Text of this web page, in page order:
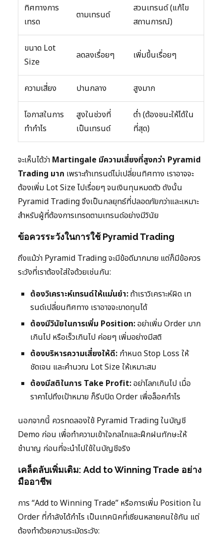
ทิศทางการ
เทรด
ตามเทรนด์
สวนเทรนด์ (แก้ไข
สถานการณ์)
ขนาด Lot
Size
ลดลงเรื่อยๆ เพิ่มขึ้นเรื่อยๆ
ความเสี่ยง ปานกลาง สูงมาก
โอกาสในการ
ทำกำไร
สูงในช่วงที่
เป็นเทรนด์
ต่ำ (ต้องชนะให้ได้ใน
ที่สุด)
จะเห็นได้ว่า Martingale มีความเสี่ยงที่สูงกว่า Pyramid
Trading มาก เพราะถ้าเทรนด์ไม่เปลี่ยนทิศทาง เราอาจจะ
ต้องเพิ่ม Lot Size ไปเรื่อยๆ จนเงินทุนหมดตัว ดังนั้น
Pyramid Trading จึงเป็นกลยุทธ์ที่ปลอดภัยกว่าและเหมาะ
สำหรับผู้ที่ต้องการเทรดตามเทรนด์อย่างมีวินัย
ข้อควรระวังในการใช้ Pyramid Trading
ถึงแม้ว่า Pyramid Trading จะมีข้อดีมากมาย แต่ก็มีข้อควร
ระวังที่เราต้องใส่ใจด้วยเช่นกัน:
ต้องวิเคราะห์เทรนด์ให้แม่นยำ:ถ้าเราวิเคราะห์ผิด เท
รนด์เปลี่ยนทิศทาง เราอาจจะขาดทุนได้
ต้องมีวินัยในการเพิ่ม Position:อย่าเพิ่ม Order มาก
เกินไป หรือเร็วเกินไป ค่อยๆ เพิ่มอย่างมีสติ
ต้องบริหารความเสี่ยงให้ดี: กำหนด Stop Loss ให้
ชัดเจน และคำนวณ Lot Size ให้เหมาะสม
ต้องมีสติในการ Take Profit:อย่าโลภเกินไป เมื่อ
ราคาไปถึงเป้าหมาย ก็รีบปิด Order เพื่อล็อคกำไร
นอกจากนี้ ควรทดลองใช้ Pyramid Trading ในบัญชี
Demo ก่อน เพื่อทำความเข้าใจกลไกและฝึกฝนทักษะให้
ชำนาญ ก่อนที่จะนำไปใช้ในบัญชีจริง
เคล็ดลับเพิ่มเติม: Add to Winning Trade อย่าง
มืออาชีพ
การ “Add to Winning Trade” หรือการเพิ่ม Position ใน
Order ที่กำลังได้กำไร เป็นเทคนิคที่เซียนหลายคนใช้กัน แต่
ต้องทำด้วยความระมัดระวัง: